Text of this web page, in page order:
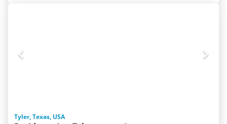
Tyler, Texas, USA